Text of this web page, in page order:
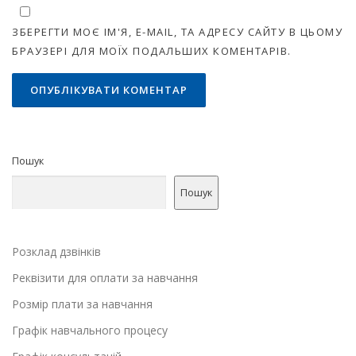
ЗБЕРЕГТИ МОЄ ІМ'Я, E-MAIL, ТА АДРЕСУ САЙТУ В ЦЬОМУ
БРАУЗЕРІ ДЛЯ МОЇХ ПОДАЛЬШИХ КОМЕНТАРІВ.
Пошук
Пошук
Розклад дзвінків
Реквізити для оплати за навчання
Розмір плати за навчання
Графік навчального процесу